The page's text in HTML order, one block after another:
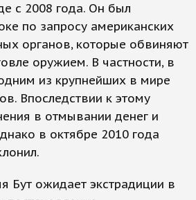
с 2008 года. Он был
по запросу американских
органов, которые обвиняют
оружием. В частности, в
из крупнейших в мире
Впоследствии к этому
в отмывании денег и
в октябре 2010 года
Бут ожидает экстрадиции в